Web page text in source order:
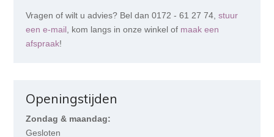
Vragen of wilt u advies? Bel dan 0172 - 61 27 74,stuur
een e-mail , kom langs in onze winkel of maak een
afspraak!
Openingstijden
Zondag & maandag:
Gesloten